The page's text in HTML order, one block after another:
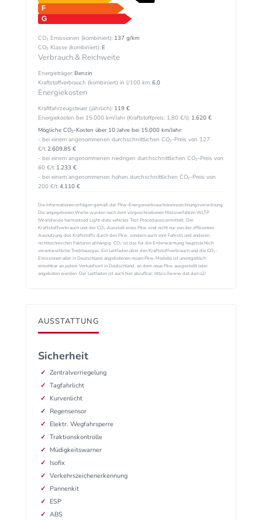
CO₂ Emissionen (kombiniert): 137 g/km
CO₂ Klasse (kombiniert):E
Verbrauch & Reichweite
Energieträger:Benzin
Kraftstoffverbrauch (kombiniert) in l/100 km:6,0
Energiekosten
Kraftfahrzeugsteuer (jährlich): 119 €
Energiekosten bei 15.000 km/Jahr (Kraftstoffpreis: 1,80€/l): 1.620 €
Mögliche CO₂-Kosten über 10 Jahre bei 15.000 km/Jahr:
- bei einem angenommenen durchschnittlichen CO₂-Preis von 127
€/t: 2.609,85 €
- bei einem angenommenen niedrigen durchschnittlichen CO₂-Preis von
60 €/t: 1.233 €
- bei einem angenommenen hohen durchschnittlichen CO₂-Preis von
200 €/t:4.110 €
Die Informationen erfolgen gemäß der Pkw-Energieverbrauchskennzeichnungsverordnung.
Die angegebenen Werte wurden nach dem vorgeschriebenen Messverfahren WLTP
(Worldwide harmonised Light-duty vehicles Test Procedures) ermittelt. Der
Kraftstoffverbrauch und der CO₂-Ausstoß eines Pkw sind nicht nur von der effizienten
Ausnutzung des Kraftstoffs durch den Pkw, sondern auch vom Fahrstil und anderen
nichttechnischen Faktoren abhängig. CO₂ ist das für die Erderwärmung hauptsächlich
verantwortliche Treibhausgas. Ein Leitfaden über den Kraftstoffverbrauch und die CO₂-
Emissionen aller in Deutschland angebotenen neuen Pkw-Modelle ist unentgeltlich
einsehbar an jedem Verkaufsort in Deutschland, an dem neue Pkw ausgestellt oder
angeboten werden. Der Leitfaden ist auch hier abrufbar: https://www.dat.de/co2/
AUSSTATTUNG
Sicherheit
Zentralverriegelung
Tagfahrlicht
Kurvenlicht
Regensensor
Elektr. Wegfahrsperre
Traktionskontrolle
Müdigkeitswarner
Isofix
Verkehrszeichenerkennung
Pannenkit
ESP
ABS